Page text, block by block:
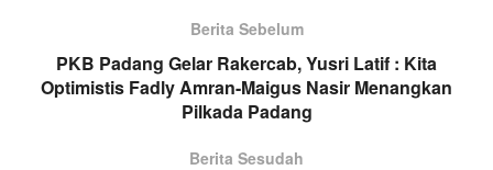
Berita Sebelum
PKB Padang Gelar Rakercab, Yusri Latif : Kita
Optimistis Fadly Amran-Maigus Nasir Menangkan
Pilkada Padang
Berita Sesudah